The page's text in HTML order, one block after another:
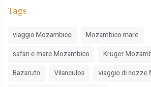
Tags
viaggio Mozambico
Mozambico mare
safari e mare Mozambico
Kruger
Bazaruto
Vilanculos
viaggio di nozze